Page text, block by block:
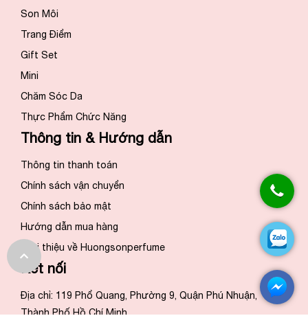
Son Môi
Trang Điểm
Gift Set
Mini
Chăm Sóc Da
Thực Phẩm Chức Năng
Thông tin & Hướng dẫn
Thông tin thanh toán
Chính sách vận chuyển
Chính sách bảo mật
Hướng dẫn mua hàng
Giới thiệu về Huongsonperfume
Kết nối
Địa chỉ: 119 Phổ Quang, Phường 9, Quận Phú Nhuận,
Thành Phố Hồ Chí Minh